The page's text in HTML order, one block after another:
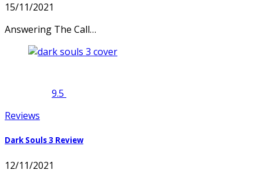
15/11/2021
Answering The Call…
9.5
Reviews
Dark Souls 3 Review
12/11/2021